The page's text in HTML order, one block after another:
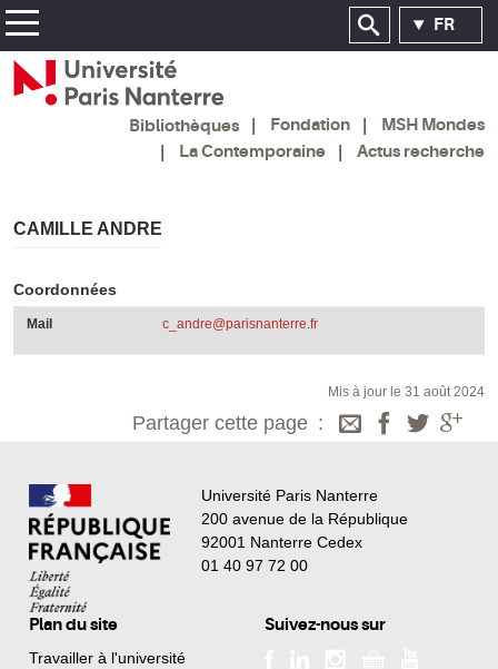
FR
Bibliothèques Fondation
MSH Mondes
La Contemporaine
Actus recherche
CAMILLE ANDRE
Coordonnées
Mail c_andre@parisnanterre.fr
Mis à jour le 31 août 2024
Partager cette page
Université Paris Nanterre
200 avenue de la République
92001 Nanterre Cedex
01 40 97 72 00
Plan du site
Travailler à l'université
Suivez-nous sur